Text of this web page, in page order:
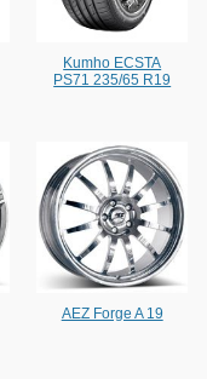
Kumho ECSTA
PS71 235/65 R19
AEZ Forge A 19